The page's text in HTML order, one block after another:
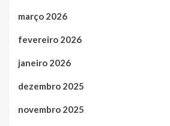
março 2026
fevereiro 2026
janeiro 2026
dezembro 2025
novembro 2025